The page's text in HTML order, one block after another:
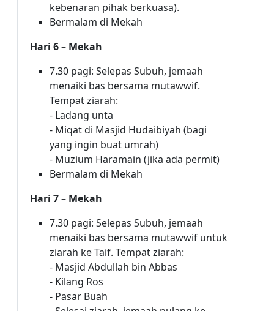
kebenaran pihak berkuasa).
Bermalam di Mekah
Hari 6 – Mekah
7.30 pagi: Selepas Subuh, jemaah
menaiki bas bersama mutawwif.
Tempat ziarah:
- Ladang unta
- Miqat di Masjid Hudaibiyah (bagi
yang ingin buat umrah)
- Muzium Haramain (jika ada permit)
Bermalam di Mekah
Hari 7 – Mekah
7.30 pagi: Selepas Subuh, jemaah
menaiki bas bersama mutawwif untuk
ziarah ke Taif. Tempat ziarah:
- Masjid Abdullah bin Abbas
- Kilang Ros
- Pasar Buah